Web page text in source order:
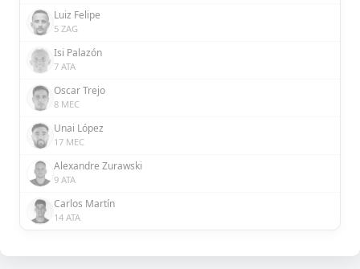
Luiz Felipe
5 ZAG
Isi Palazón
7 ATA
Oscar Trejo
8 MEC
Unai López
17 MEC
Alexandre Zurawski
9 ATA
Carlos Martín
14 ATA